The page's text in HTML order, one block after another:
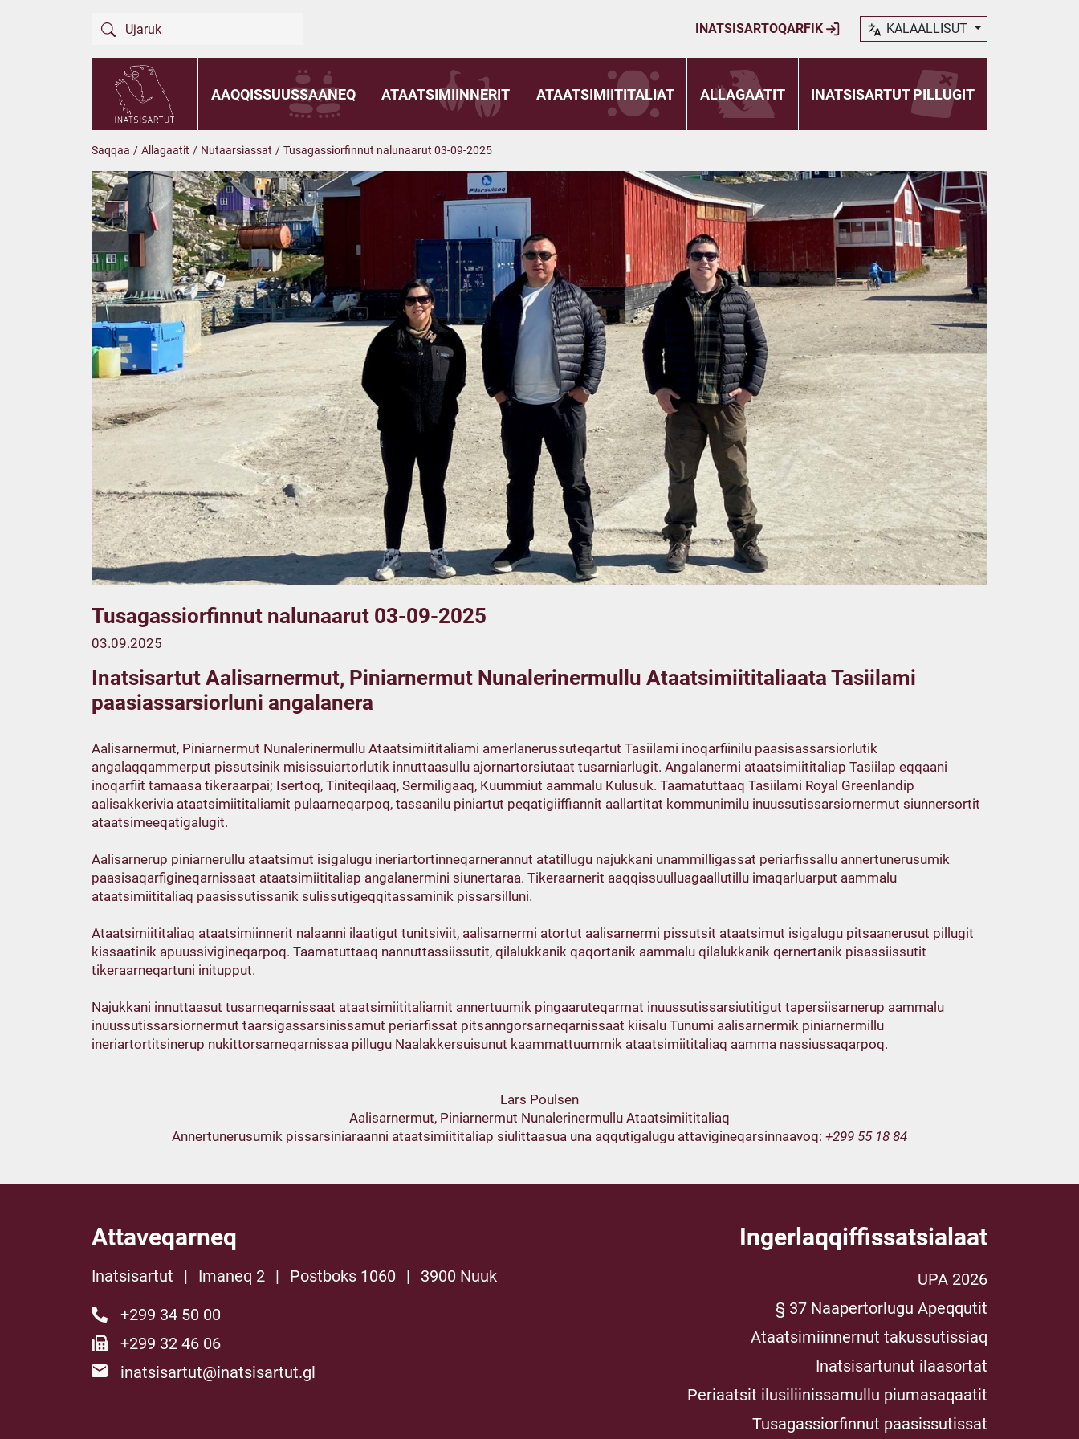
INATSISARTOQARFIK KALAALLISUT
AAQQISSUUSSAANEQ ATAATSIMIINNERIT ATAATSIMIITITALIAT ALLAGAATIT INATSISARTUT PILLUGIT
Saqqaa / Allagaatit / Nutaarsiassat / Tusagassiorfinnut nalunaarut 03-09-2025
Tusagassiorfinnut nalunaarut 03-09-2025
03.09.2025
Inatsisartut Aalisarnermut, Piniarnermut Nunalerinermullu Ataatsimiititaliaata Tasiilami
paasiassarsiorluni angalanera
Aalisarnermut, Piniarnermut Nunalerinermullu Ataatsimiititaliami amerlanerussuteqartut Tasiilami inoqarfiinilu paasisassarsiorlutik
angalaqqammerput pissutsinik misissuiartorlutik innuttaasullu ajornartorsiutaat tusarniarlugit. Angalanermi ataatsimiititaliap Tasiilap eqqaani
inoqarfiit tamaasa tikeraarpai; Isertoq, Tiniteqilaaq, Sermiligaaq, Kuummiut aammalu Kulusuk. Taamatuttaaq Tasiilami Royal Greenlandip
aalisakkerivia ataatsimiititaliamit pulaarneqarpoq, tassanilu piniartut peqatigiiffiannit aallartitat kommunimilu inuussutissarsiornermut siunnersortit
ataatsimeeqatigalugit.
Aalisarnerup piniarnerullu ataatsimut isigalugu ineriartortinneqarnerannut atatillugu najukkani unammilligassat periarfissallu annertunerusumik
paasisaqarfigineqarnissaat ataatsimiititaliap angalanermini siunertaraa. Tikeraarnerit aaqqissuulluagaallutillu imaqarluarput aammalu
ataatsimiititaliaq paasissutissanik sulissutigeqqitassaminik pissarsilluni.
Ataatsimiititaliaq ataatsimiinnerit nalaanni ilaatigut tunitsiviit, aalisarnermi atortut aalisarnermi pissutsit ataatsimut isigalugu pitsaanerusut pillugit
kissaatinik apuussivigineqarpoq. Taamatuttaaq nannuttassiissutit, qilalukkanik qaqortanik aammalu qilalukkanik qernertanik pisassiissutit
tikeraarneqartuni initupput.
Najukkani innuttaasut tusarneqarnissaat ataatsimiititaliamit annertuumik pingaaruteqarmat inuussutissarsiutitigut tapersiisarnerup aammalu
inuussutissarsiornermut taarsigassarsinissamut periarfissat pitsanngorsarneqarnissaat kiisalu Tunumi aalisarnermik piniarnermillu
ineriartortitsinerup nukittorsarneqarnissaa pillugu Naalakkersuisunut kaammattuummik ataatsimiititaliaq aamma nassiussaqarpoq.
Lars Poulsen
Aalisarnermut, Piniarnermut Nunalerinermullu Ataatsimiititaliaq
Annertunerusumik pissarsiniaraanni ataatsimiititaliap siulittaasua una aqqutigalugu attavigineqarsinnaavoq: +299 55 18 84
Attaveqarneq
Inatsisartut | Imaneq 2 | Postboks 1060 |
3900 Nuuk
+299 34 50 00
+299 32 46 06
inatsisartut@inatsisartut.gl
Ingerlaqqiffissatsialaat
UPA 2026
§ 37 Naapertorlugu Apeqqutit
Ataatsimiinnernut takussutissiaq
Inatsisartunut ilaasortat
Periaatsit ilusiliinissamullu piumasaqaatit
Tusagassiorfinnut paasissutissat